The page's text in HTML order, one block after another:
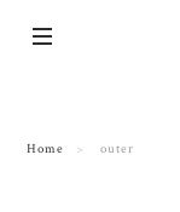
Home outer